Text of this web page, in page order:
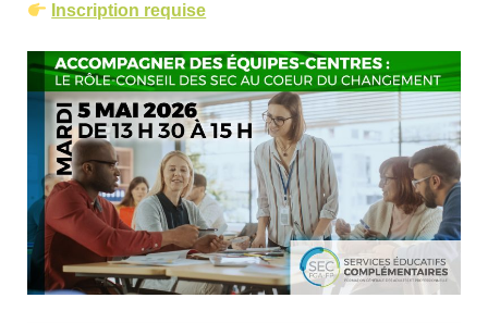
Inscription requise